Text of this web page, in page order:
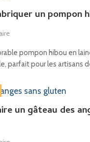
un pompon
pompon hibou en
parfait pour les artisans
un gâteau des